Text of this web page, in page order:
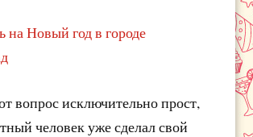
на Новый год в городе
вопрос исключительно прост,
человек уже сделал свой